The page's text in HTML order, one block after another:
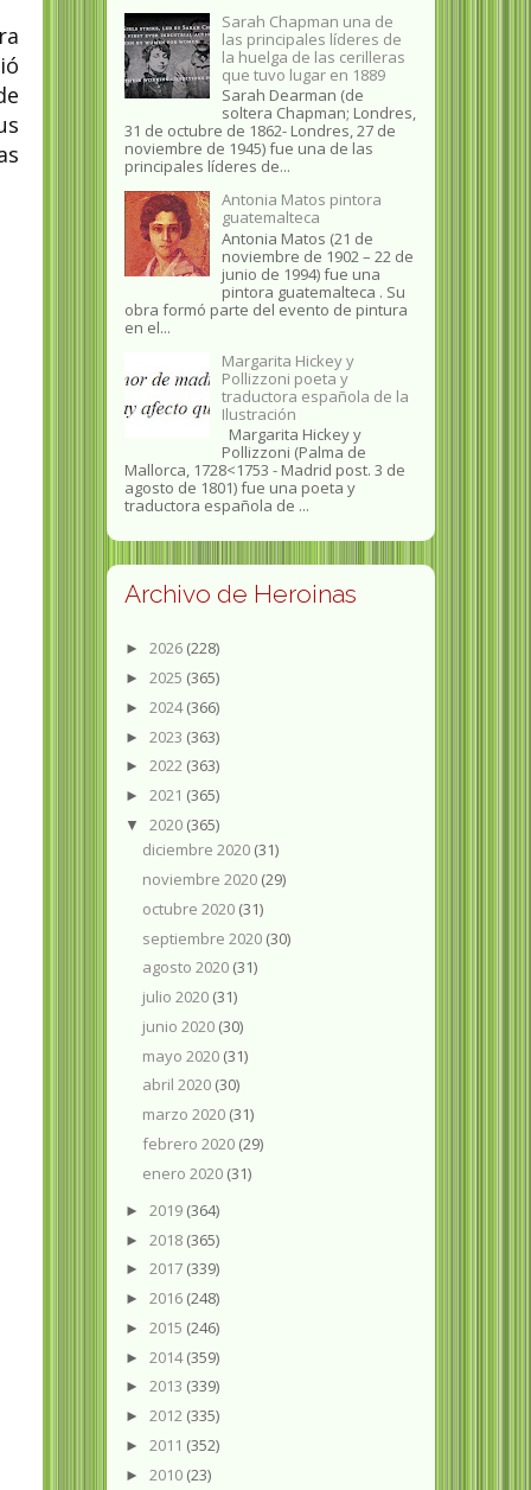
Sarah Chapman una de
las principales líderes de
la huelga de las cerilleras
que tuvo lugar en 1889
Sarah Dearman (de
soltera Chapman; Londres,
31 de octubre de 1862​- Londres, 27 de
noviembre de 1945)​ fue una de las
principales líderes de...
Antonia Matos pintora
guatemalteca
Antonia Matos (21 de
noviembre de 1902 – 22 de
junio de 1994) fue una
pintora guatemalteca . Su
obra formó parte del evento de pintura
en el...
Margarita Hickey y
Pollizzoni poeta y
traductora española de la
Ilustración
Margarita Hickey y
Pollizzoni (Palma de
Mallorca, 1728<1753 - Madrid post. 3 de
agosto de 1801) fue una poeta y
traductora española de ...
Archivo de Heroinas
► 2026 (228)
► 2025 (365)
► 2024(366)
► 2023 (363)
► 2022 (363)
► 2021 (365)
▼ 2020 (365)
diciembre 2020 (31)
noviembre 2020 (29)
octubre 2020 (31)
septiembre 2020 (30)
agosto 2020 (31)
julio 2020 (31)
junio 2020 (30)
mayo 2020 (31)
abril 2020 (30)
marzo 2020 (31)
febrero 2020 (29)
enero 2020 (31)
► 2019 (364)
► 2018 (365)
► 2017 (339)
► 2016 (248)
► 2015 (246)
► 2014(359)
► 2013 (339)
► 2012 (335)
► 2011 (352)
► 2010 (23)